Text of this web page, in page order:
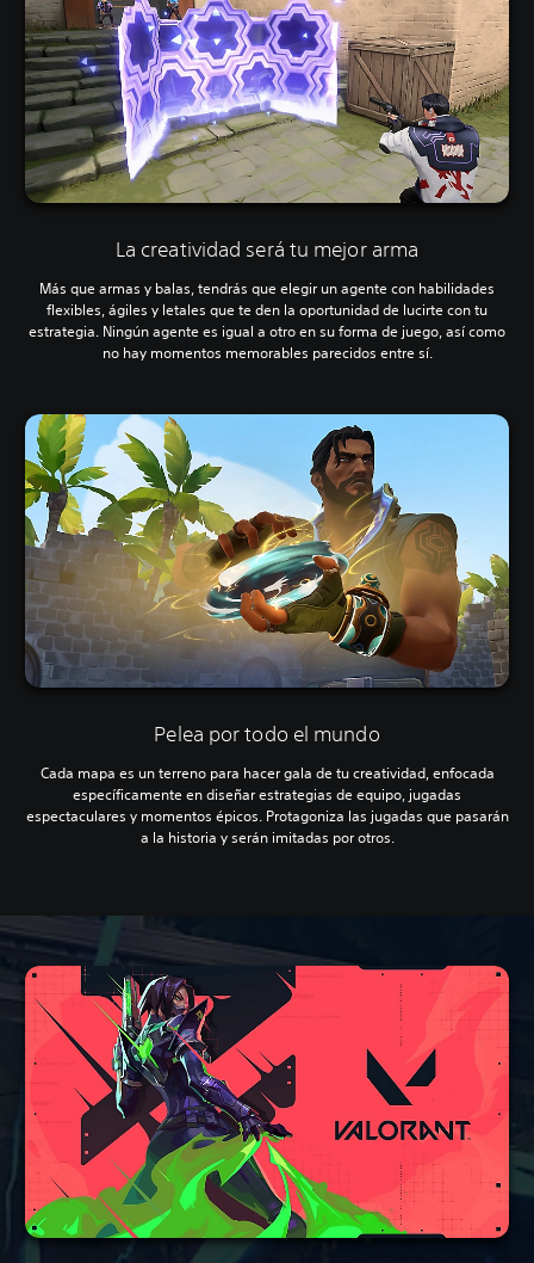
La creatividad será tu mejor arma
Más que armas y balas, tendrás que elegir un agente con habilidades
flexibles, ágiles y letales que te den la oportunidad de lucirte con tu
estrategia. Ningún agente es igual a otro en su forma de juego, así como
no hay momentos memorables parecidos entre sí.
Pelea por todo el mundo
Cada mapa es un terreno para hacer gala de tu creatividad, enfocada
específicamente en diseñar estrategias de equipo, jugadas
espectaculares y momentos épicos. Protagoniza las jugadas que pasarán
a la historia y serán imitadas por otros.